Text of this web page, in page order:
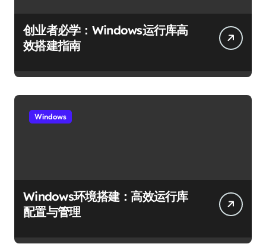
创业者必学：Windows运行库高
效搭建指南
Windows
Windows环境搭建：高效运行库
配置与管理